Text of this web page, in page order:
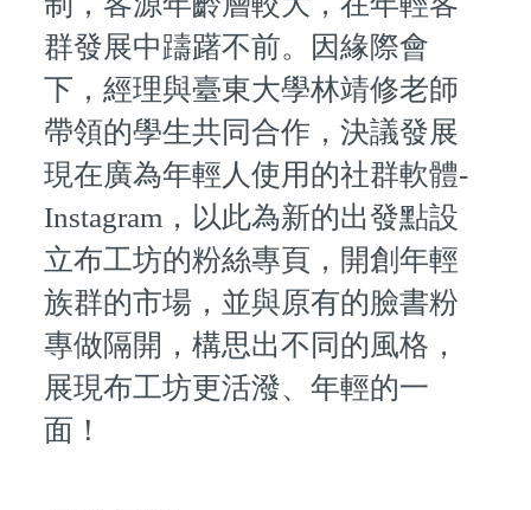
群發展中躊躇不前。因緣際會
下，經理與臺東大學林靖修老師
帶領的學生共同合作，決議發展
現在廣為年輕人使用的社群軟體-
Instagram，以此為新的出發點設
立布工坊的粉絲專頁，開創年輕
族群的市場，並與原有的臉書粉
專做隔開，構思出不同的風格，
展現布工坊更活潑、年輕的一
面！